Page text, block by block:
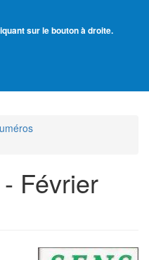
sur le bouton à droite.
de France
Février